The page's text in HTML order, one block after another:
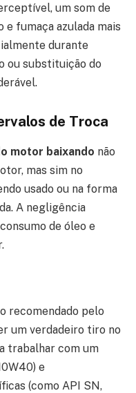
um som de
fumaça azulada mais
durante
ou substituição do
de Troca
motor baixando não
mas sim no
usado ou na forma
A negligência
de óleo e
recomendado pelo
um verdadeiro tiro no
trabalhar com um
e
(como API SN,